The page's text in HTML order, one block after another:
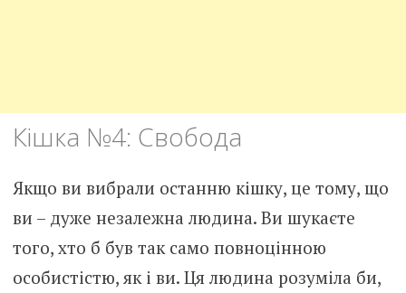
Кішка №4: Свобода
Якщо ви вибрали останню кішку, це тому, що
ви – дуже незалежна людина. Ви шукаєте
того, хто б був так само повноцінною
особистістю, як і ви. Ця людина розуміла би,